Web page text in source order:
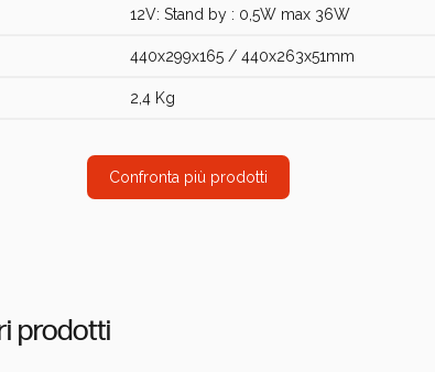
12V: Stand by : 0,5W max 36W
440x299x165 / 440x263x51mm
2,4 Kg
Confronta più prodotti
prodotti